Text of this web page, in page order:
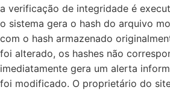
a verificação de integridade é
o sistema gera o hash do arquivo
com o hash armazenado
foi alterado, os hashes não
imediatamente gera um alerta
foi modificado. O proprietário do